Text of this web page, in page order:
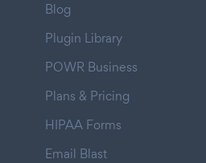
Blog
Plugin Library
POWR Business
Plans & Pricing
HIPAA Forms
Email Blast